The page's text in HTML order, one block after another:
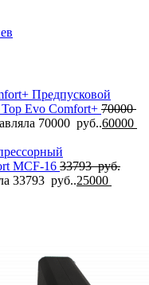
Предпусковой
Top Evo Comfort+ 70000
70000 руб..60000
MCF-16 33793руб.
33793 руб..25000